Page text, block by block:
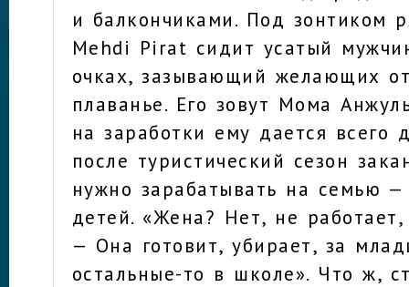
и балкончиками. Под зонтиком
Mehdi Pirat сидит усатый
очках, зазывающий желающих
плаванье. Его зовут Мома
на заработки ему дается всего
после туристический сезон
нужно зарабатывать на семью
детей. «Жена? Нет, не
— Она готовит, убирает, за
остальные-то в школе». Что ж,